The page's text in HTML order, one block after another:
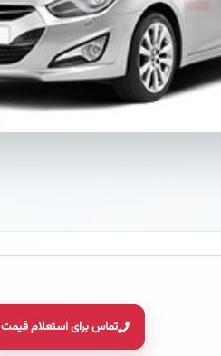
تماس برای استعلام قیمت